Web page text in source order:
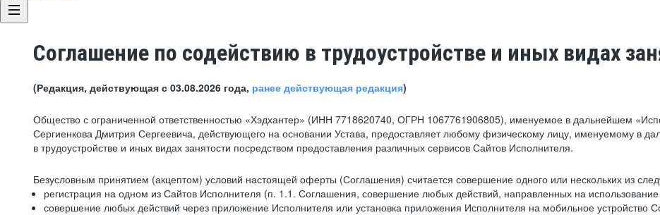
Соглашение по содействию в трудоустройстве и иных видах
(Редакция, действующая с 03.08.2026 года, ранее действующая редакция)
Общество с ограниченной ответственностью «Хэдхантер» (ИНН 7718620740, ОГРН 1067761906805), именуемое в дальнейшем
Сергиенкова Дмитрия Сергеевича, действующего на основании Устава, предоставляет любому физическому лицу, именуемому в
в трудоустройстве и иных видах занятости посредством предоставления различных сервисов Сайтов Исполнителя.
Безусловным принятием (акцептом) условий настоящей оферты (Соглашения) считается совершение одного или нескольких из
регистрация на одном из Сайтов Исполнителя (п. 1.1. Соглашения, совершение любых действий, направленных на
совершение любых действий через приложение Исполнителя или установка приложения Исполнителя на мобильное устройство